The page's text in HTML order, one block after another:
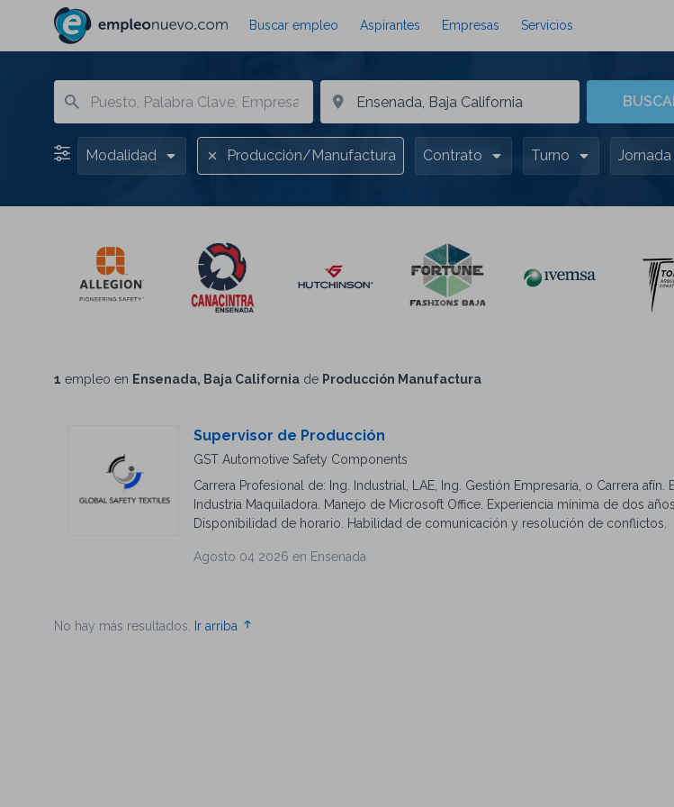
Buscar empleo Aspirantes Empresas Servicios
Modalidad Producción/Manufactura Contrato Turno Jornada
1 empleo en Ensenada, Baja California de Producción Manufactura
Supervisor de Producción
GST Automotive Safety Components
Carrera Profesional de: Ing. Industrial, LAE, Ing. Gestión Empresaria, o Carrera
Industria Maquiladora. Manejo de Microsoft Office. Experiencia mínima de dos
Disponibilidad de horario. Habilidad de comunicación y resolución de conflictos.
Agosto 04 2026 en Ensenada
No hay más resultados. Ir arriba